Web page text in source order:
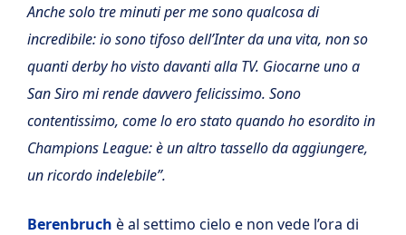
Anche solo tre minuti per me sono qualcosa di
incredibile: io sono tifoso dell’Inter da una vita, non so
quanti derby ho visto davanti alla TV. Giocarne uno a
San Siro mi rende davvero felicissimo. Sono
contentissimo, come lo ero stato quando ho esordito in
Champions League: è un altro tassello da aggiungere,
un ricordo indelebile”.
Berenbruch è al settimo cielo e non vede l’ora di